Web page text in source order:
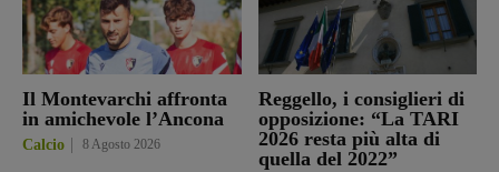
Il Montevarchi affronta
in amichevole l’Ancona
Calcio 8 Agosto 2026
Reggello, i consiglieri di
opposizione: “La TARI
2026 resta più alta di
quella del 2022”